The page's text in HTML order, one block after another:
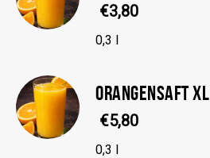
€3,80
0,3 l
ORANGENSAFT XL
€5,80
0,3 l